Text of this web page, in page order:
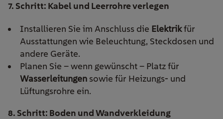
7. Schritt: Kabel und Leerrohre verlegen
Installieren Sie im Anschluss die Elektrikfür
Ausstattungen wie Beleuchtung, Steckdosen und
andere Geräte.
Planen Sie – wenn gewünscht – Platz für
Wasserleitungen sowie für Heizungs- und
Lüftungsrohre ein.
8. Schritt: Boden und Wandverkleidung